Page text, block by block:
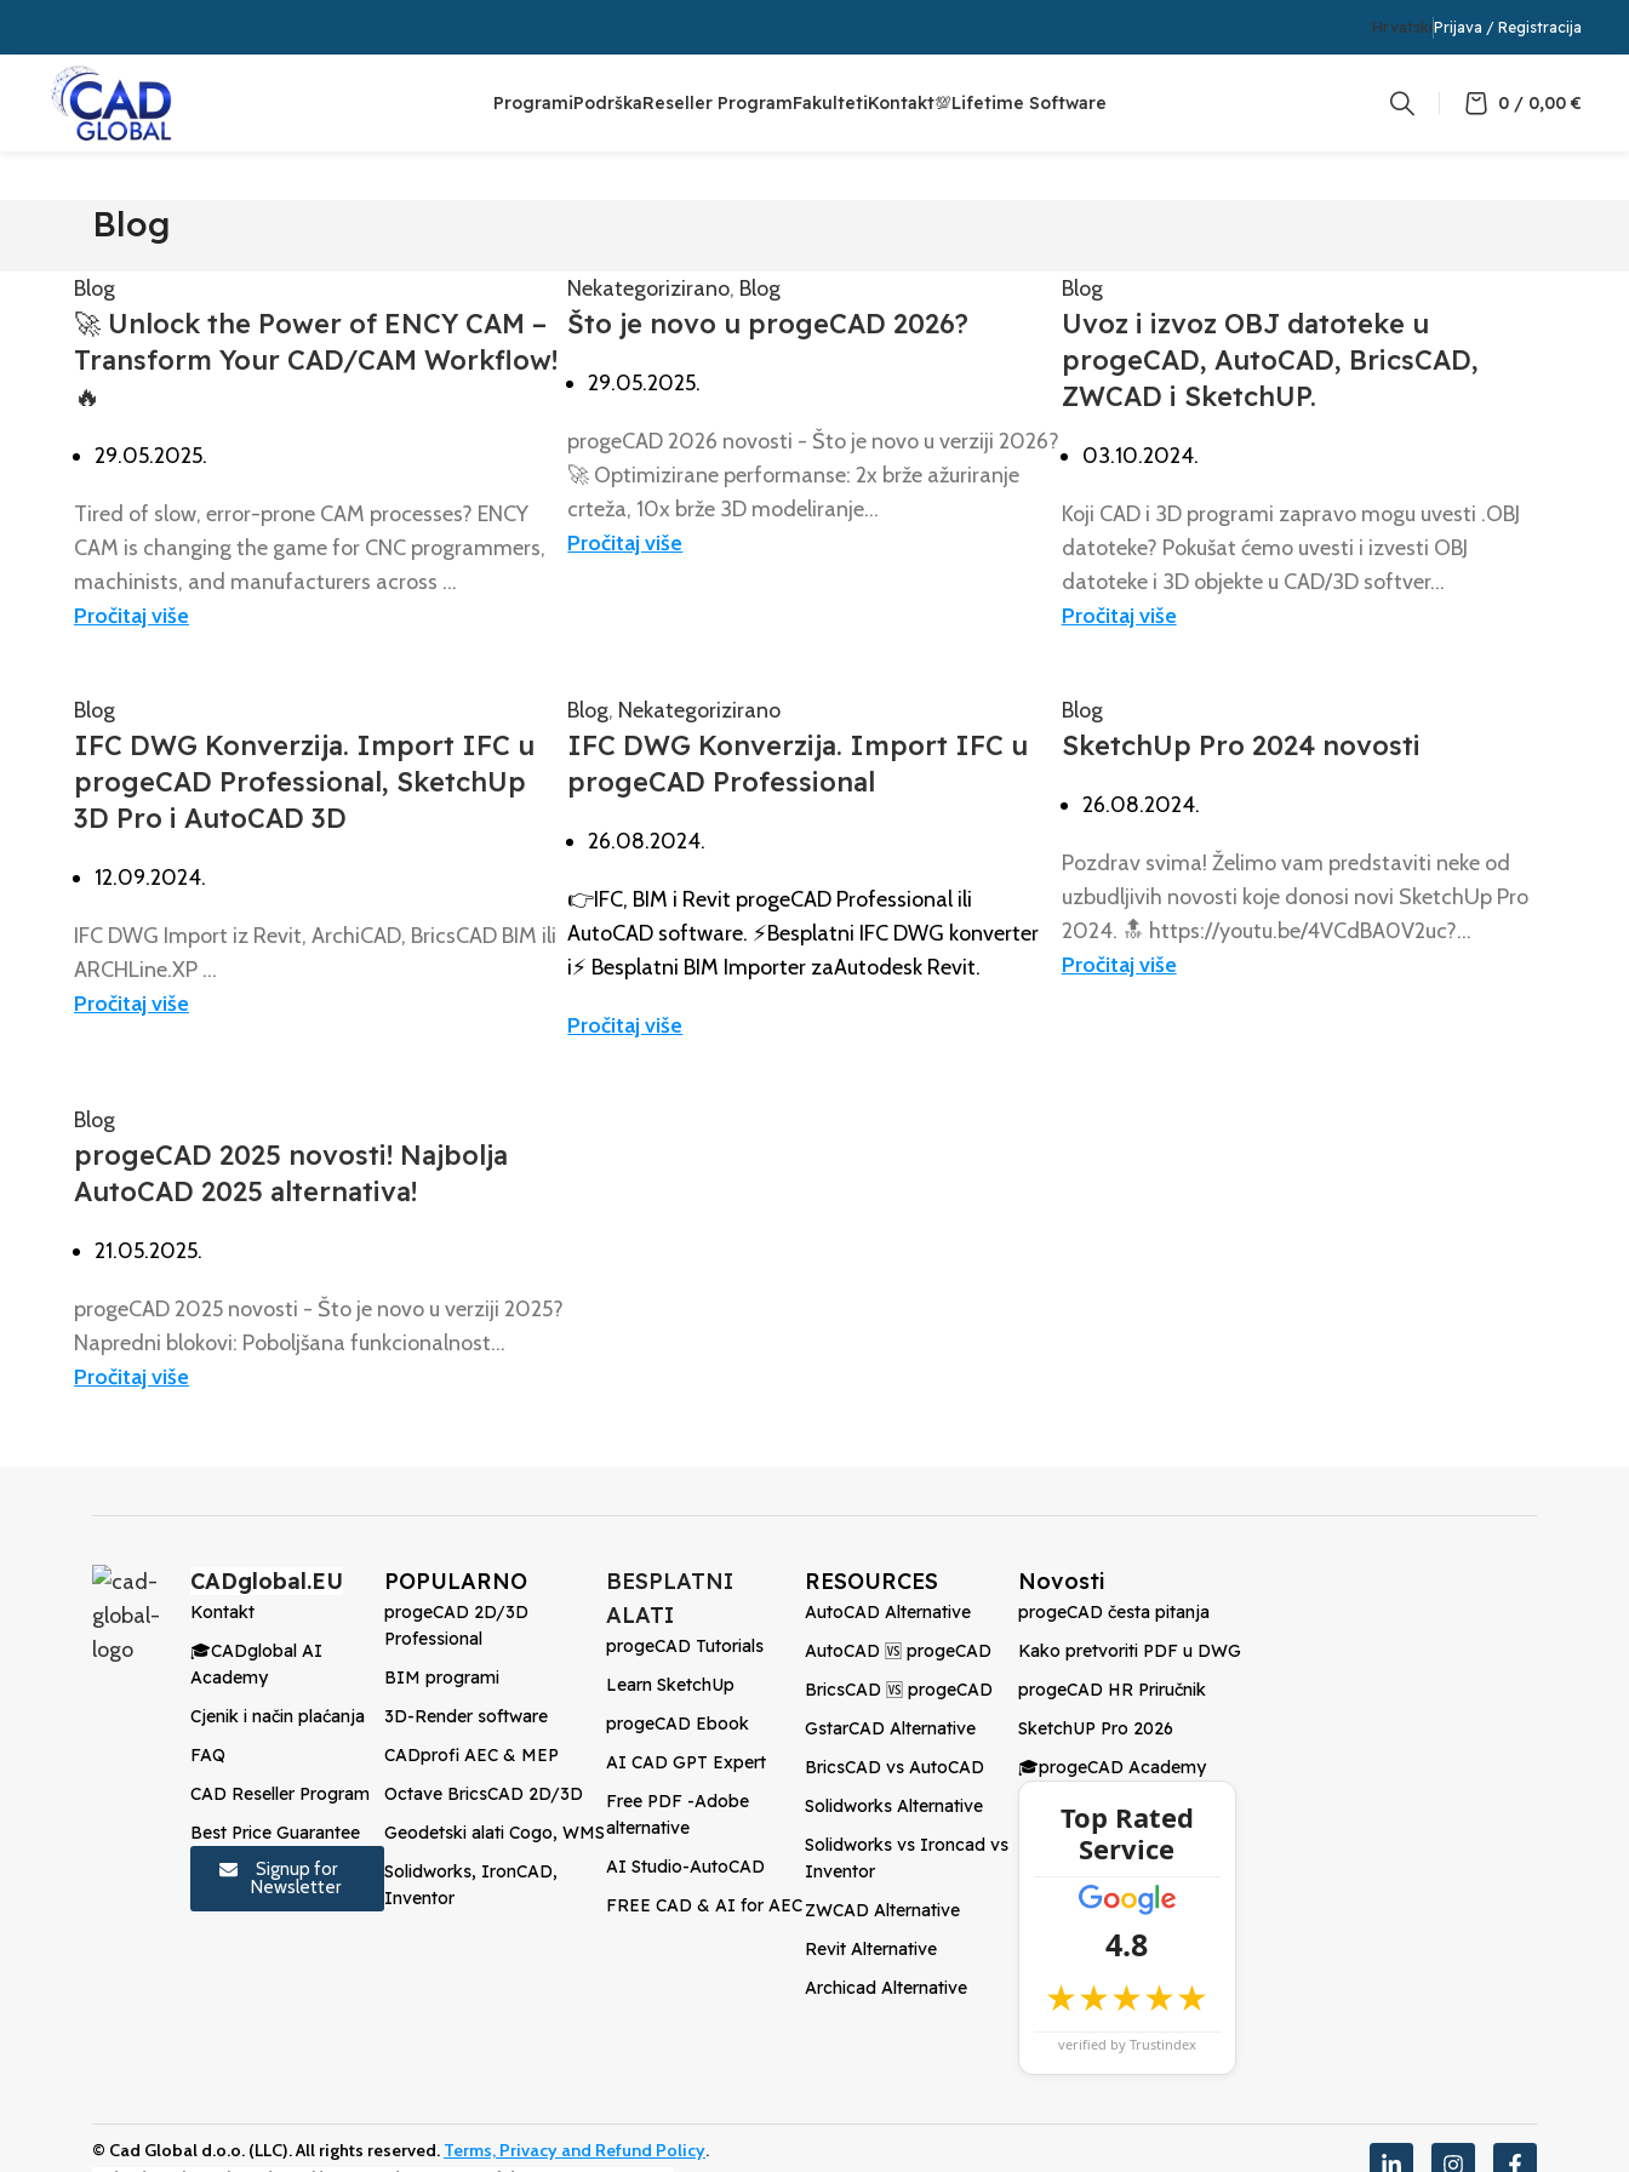
HrvatskiPrijava / Registracija
ProgramiPodrškaReseller ProgramFakultetiKontakt💯Lifetime Software 0 / 0,00€
Blog
Blog
🚀 Unlock the Power of ENCY CAM –
Transform Your CAD/CAM Workflow!
🔥
29.05.2025.
Tired of slow, error-prone CAM processes? ENCY
CAM is changing the game for CNC programmers,
machinists, and manufacturers across ...
Pročitaj više
Nekategorizirano, Blog
Što je novo u progeCAD 2026?
29.05.2025.
progeCAD 2026 novosti - Što je novo u verziji 2026?
🚀 Optimizirane performanse: 2x brže ažuriranje
crteža, 10x brže 3D modeliranje...
Pročitaj više
Blog
Uvoz i izvoz OBJ datoteke u
progeCAD, AutoCAD, BricsCAD,
ZWCAD i SketchUP.
03.10.2024.
Koji CAD i 3D programi zapravo mogu uvesti .OBJ
datoteke? Pokušat ćemo uvesti i izvesti OBJ
datoteke i 3D objekte u CAD/3D softver...
Pročitaj više
Blog
IFC DWG Konverzija. Import IFC u
progeCAD Professional, SketchUp
3D Pro i AutoCAD 3D
12.09.2024.
IFC DWG Import iz Revit, ArchiCAD, BricsCAD BIM ili
ARCHLine.XP ...
Pročitaj više
Blog, Nekategorizirano
IFC DWG Konverzija. Import IFC u
progeCAD Professional
26.08.2024.
👉IFC, BIM i Revit progeCAD Professional ili
AutoCAD software. ⚡Besplatni IFC DWG konverter
i⚡️ Besplatni BIM Importer zaAutodesk Revit.
Pročitaj više
Blog
SketchUp Pro 2024 novosti
26.08.2024.
Pozdrav svima! Želimo vam predstaviti neke od
uzbudljivih novosti koje donosi novi SketchUp Pro
2024. 🔝 https://youtu.be/4VCdBA0V2uc?...
Pročitaj više
Blog
progeCAD 2025 novosti! Najbolja
AutoCAD 2025 alternativa!
21.05.2025.
progeCAD 2025 novosti - Što je novo u verziji 2025?
Napredni blokovi: Poboljšana funkcionalnost...
Pročitaj više
CADglobal.EU
Kontakt
🎓CADglobal AI
Academy
Cjenik i način plaćanja
FAQ
CAD Reseller Program
Best Price Guarantee
Signup for
Newsletter
POPULARNO
progeCAD 2D/3D
Professional
BIM programi
3D-Render software
CADprofi AEC & MEP
Octave BricsCAD 2D/3D
Geodetski alati Cogo, WMS
Solidworks, IronCAD,
Inventor
BESPLATNI
ALATI
progeCAD Tutorials
Learn SketchUp
progeCAD Ebook
AI CAD GPT Expert
Free PDF -Adobe
alternative
AI Studio-AutoCAD
FREE CAD & AI for AEC
RESOURCES
AutoCAD Alternative
AutoCAD 🆚 progeCAD
BricsCAD 🆚 progeCAD
GstarCAD Alternative
BricsCAD vs AutoCAD
Solidworks Alternative
Solidworks vs Ironcad vs
Inventor
ZWCAD Alternative
Revit Alternative
Archicad Alternative
Novosti
progeCAD česta pitanja
Kako pretvoriti PDF u DWG
progeCAD HR Priručnik
SketchUP Pro 2026
🎓progeCAD Academy
Top Rated
Service
4.8
★★★★★
verified by Trustindex
© Cad Global d.o.o. (LLC). All rights reserved. Terms, Privacy and Refund Policy.